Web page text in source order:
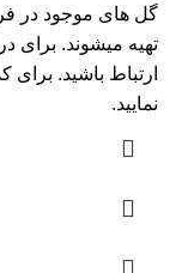
گل های موجود در
تهیه میشوند. برای
ارتباط باشید.
نمایید.